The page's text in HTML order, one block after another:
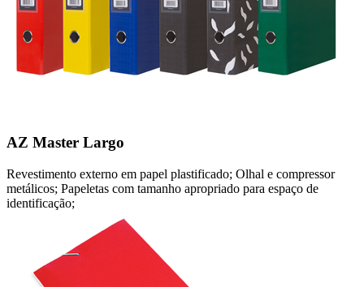
AZ Master Largo
Revestimento externo em papel plastificado; Olhal e compressor
metálicos; Papeletas com tamanho apropriado para espaço de
identificação;